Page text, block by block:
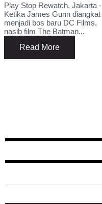
Play Stop Rewatch, Jakarta -
Ketika James Gunn diangkat
menjadi bos baru DC Films,
nasib film The Batman...
Read More